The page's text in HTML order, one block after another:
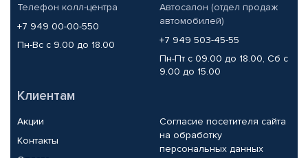
Телефон колл-центра
+7 949 00-00-550
Пн-Вс с 9.00 до 18.00
Автосалон (отдел продаж
автомобилей)
+7 949 503-45-55
Пн-Пт с 09.00 до 18.00, Сб с
9.00 до 15.00
Клиентам
Акции
Контакты
Согласие посетителя сайта
на обработку
персональных данных